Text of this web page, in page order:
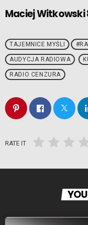
Maciej Witkowski
TAJEMNICE MYŚLI
AUDYCJA RADIOWA
RADIO CENZURA
RATE IT